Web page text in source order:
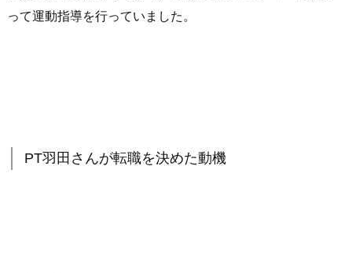
って運動指導を行っていました。
PT羽田さんが転職を決めた動機